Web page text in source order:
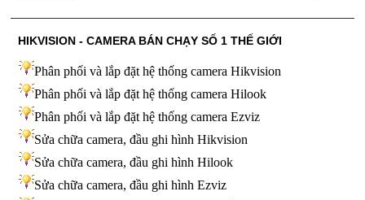
HIKVISION - CAMERA BÁN CHẠY SỐ 1 THẾ GIỚI
Phân phối và lắp đặt hệ thống camera Hikvision
Phân phối và lắp đặt hệ thống camera Hilook
Phân phối và lắp đặt hệ thống camera Ezviz
Sửa chữa camera, đầu ghi hình Hikvision
Sửa chữa camera, đầu ghi hình Hilook
Sửa chữa camera, đầu ghi hình Ezviz